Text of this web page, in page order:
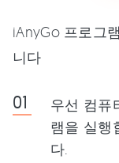
iAnyGo 프로그
니다
우선 컴퓨
램을 실행
다.